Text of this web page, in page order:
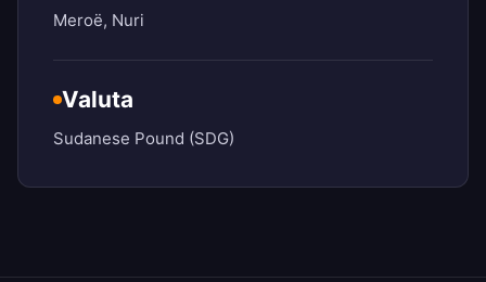
Meroë, Nuri
Valuta
Sudanese Pound (SDG)